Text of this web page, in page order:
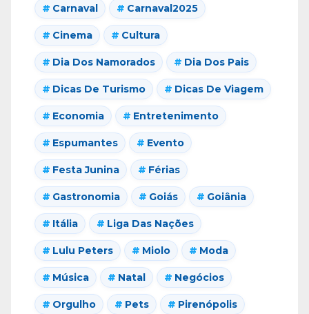
Carnaval Carnaval2025
Cinema Cultura
Dia Dos Namorados Dia Dos Pais
Dicas De Turismo Dicas De Viagem
Economia Entretenimento
Espumantes Evento
Festa Junina Férias
Gastronomia Goiás Goiânia
Itália Liga Das Nações
Lulu Peters Miolo Moda
Música Natal Negócios
Orgulho Pets Pirenópolis